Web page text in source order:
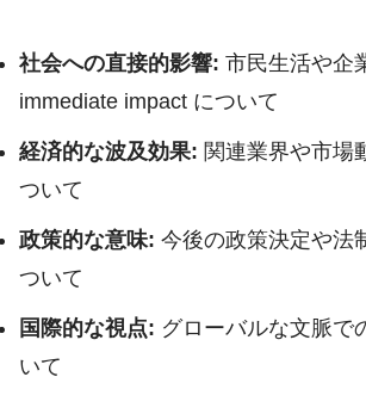
社会への直接的影響: 市民生活や企
immediate impact について
経済的な波及効果: 関連業界や市場
ついて
政策的な意味: 今後の政策決定や法
ついて
国際的な視点: グローバルな文脈で
いて